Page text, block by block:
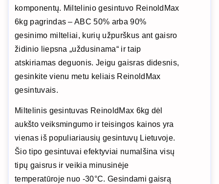
komponentų. Miltelinio gesintuvo ReinoldMax
6kg pagrindas – ABC 50% arba 90%
gesinimo milteliai, kurių užpurškus ant gaisro
židinio liepsna „uždusinama“ ir taip
atskiriamas deguonis. Jeigu gaisras didesnis,
gesinkite vienu metu keliais ReinoldMax
gesintuvais.
Miltelinis gesintuvas ReinoldMax 6kg dėl
aukšto veiksmingumo ir teisingos kainos yra
vienas iš populiariausių gesintuvų Lietuvoje.
Šio tipo gesintuvai efektyviai numalšina visų
tipų gaisrus ir veikia minusinėje
temperatūroje nuo -30°C. Gesindami gaisrą